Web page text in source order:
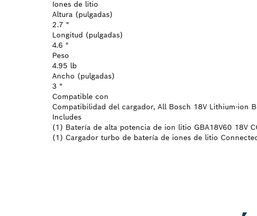
Iones de litio
Altura (pulgadas)
2.7 "
Longitud (pulgadas)
4.6 "
Peso
4.95 lb
Ancho (pulgadas)
3 "
Compatible con
Compatibilidad del cargador, All Bosch 18V Lithium-ion
Includes
(1) Batería de alta potencia de ion litio GBA18V60 18V
(1) Cargador turbo de batería de iones de litio